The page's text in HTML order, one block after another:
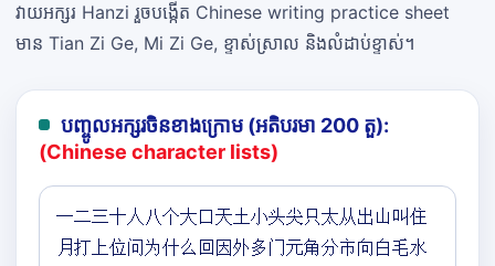
វាយអក្សរ Hanzi រួចបង្កើត Chinese writing practice sheet
មាន Tian Zi Ge, Mi Zi Ge, ខ្ទាស់ស្រាល និងលំដាប់ខ្ទាស់។
បញ្ចូលអក្សរចិនខាងក្រោម (អតិបរមា 200 តួ):
(Chinese character lists)